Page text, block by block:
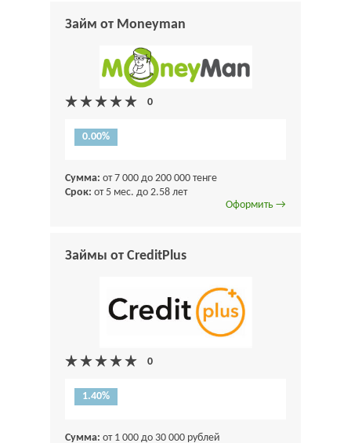
Займ от Moneyman
0.00%
Сумма: от 7 000 до 200 000 тенге
Срок: от 5 мес. до 2.58 лет
Оформить →
Займы от CreditPlus
1.40%
Сумма: от 1 000 до 30 000 рублей